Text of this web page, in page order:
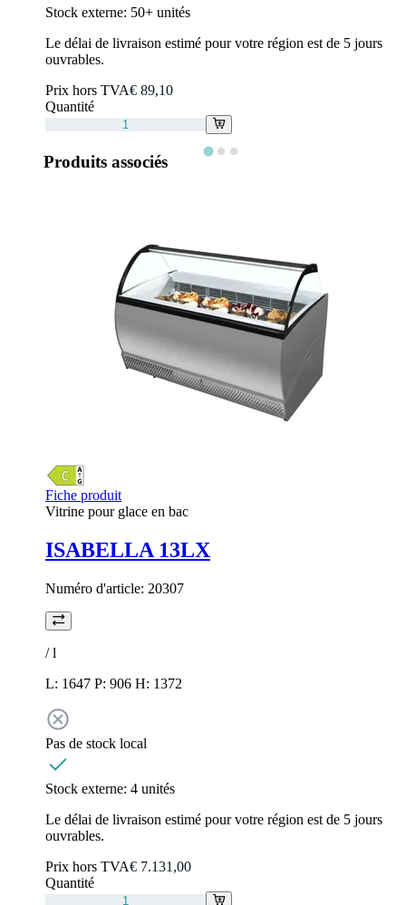
Stock externe: 50+ unités
Le délai de livraison estimé pour votre région est de 5 jours
ouvrables.
Prix hors TVA€ 89,10
Quantité
Produits associés
Fiche produit
Vitrine pour glace en bac
ISABELLA 13LX
Numéro d'article: 20307
/l
L: 1647 P: 906 H: 1372
Pas de stock local
Stock externe: 4 unités
Le délai de livraison estimé pour votre région est de 5 jours
ouvrables.
Prix hors TVA€ 7.131,00
Quantité